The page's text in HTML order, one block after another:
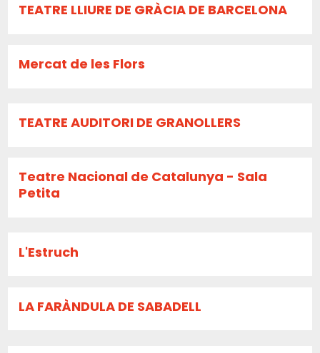
TEATRE LLIURE DE GRÀCIA DE BARCELONA
Mercat de les Flors
TEATRE AUDITORI DE GRANOLLERS
Teatre Nacional de Catalunya - Sala
Petita
L'Estruch
LA FARÀNDULA DE SABADELL